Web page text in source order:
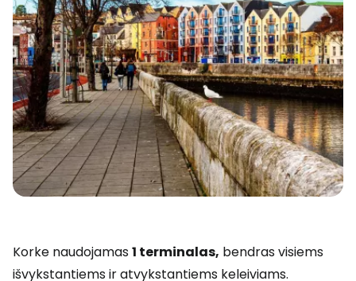
Korke naudojamas1 terminalas, bendras visiems
išvykstantiems ir atvykstantiems keleiviams.